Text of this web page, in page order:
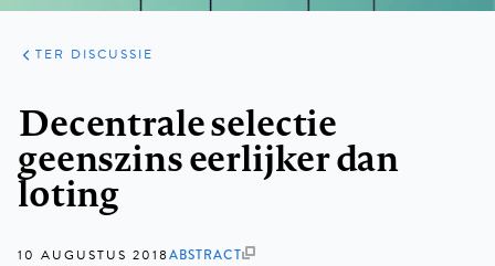
ARTIKELEN
OPINIE
TER DISCUSSIE
Decentrale selectie
geenszins eerlijker dan
loting
10 AUGUSTUS 2018ABSTRACT